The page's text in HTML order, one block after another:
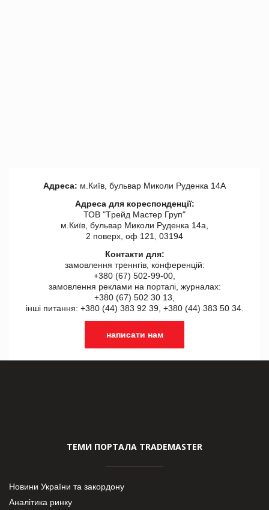
Адреса: м.Київ, бульвар Миколи Руденка 14А
Адреса для кореспонденції:
ТОВ "Tрейд Мастер Груп"
м.Київ, бульвар Миколи Руденка 14а,
2 поверх, оф 121, 03194
Контакти для:
замовлення треннгів, конференцій:
+380 (67) 502-99-00,
замовлення реклами на порталі, журналах:
+380 (67) 502 30 13,
інші питання: +380 (44) 383 92 39, +380 (44) 383 50 34.
написати нам
ТЕМИ ПОРТАЛА TRADEMASTER
Новини України та закордону
Аналітика ринку